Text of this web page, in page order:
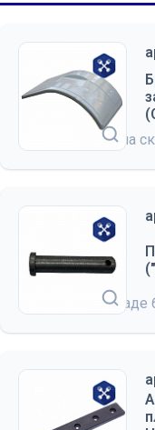
на
на складе